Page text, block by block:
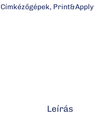
Címkézőgépek, Print&Apply
Leírás